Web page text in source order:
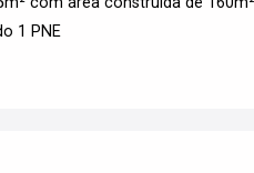
1 PNE